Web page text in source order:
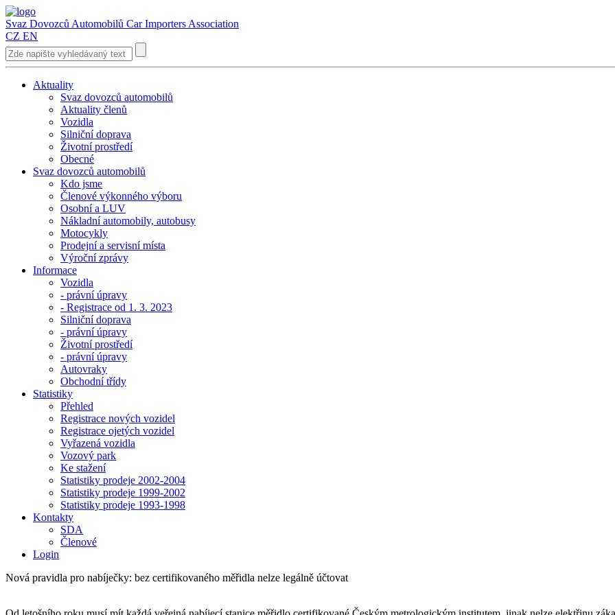
Svaz Dovozců Automobilů Car Importers Association
CZ EN
Aktuality
Svaz dovozců automobilů
Aktuality členů
Vozidla
Silniční doprava
Životní prostředí
Obecné
Svaz dovozců automobilů
Kdo jsme
Členové výkonného výboru
Osobní a LUV
Nákladní automobily, autobusy
Motocykly
Prodejní a servisní místa
Výroční zprávy
Informace
Vozidla
- právní úpravy
- Registrace od 1. 3. 2023
Silniční doprava
- právní úpravy
Životní prostředí
- právní úpravy
Autovraky
Obchodní třídy
Statistiky
Přehled
Registrace nových vozidel
Registrace ojetých vozidel
Vyřazená vozidla
Vozový park
Ke stažení
Statistiky prodeje 2002-2004
Statistiky prodeje 1999-2002
Statistiky prodeje 1993-1998
Kontakty
SDA
Členové
Login
Nová pravidla pro nabíječky: bez certifikovaného měřidla nelze legálně účtovat